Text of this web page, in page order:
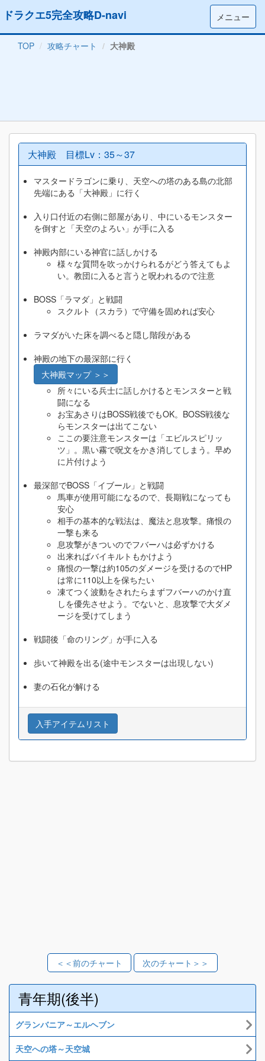
メニュー
ドラクエ5完全攻略D-navi
TOP 攻略チャート 大神殿
大神殿 目標Lv：35～37
マスタードラゴンに乗り、天空への塔のある島の北部
先端にある「大神殿」に行く
入り口付近の右側に部屋があり、中にいるモンスター
を倒すと「天空のよろい」が手に入る
神殿内部にいる神官に話しかける
様々な質問を吹っかけられるがどう答えてもよ
い。教団に入ると言うと呪われるので注意
BOSS「ラマダ」と戦闘
スクルト（スカラ）で守備を固めれば安心
ラマダがいた床を調べると隠し階段がある
神殿の地下の最深部に行く
大神殿マップ ＞＞
所々にいる兵士に話しかけるとモンスターと戦
闘になる
お宝あさりはBOSS戦後でもOK。BOSS戦後な
らモンスターは出てこない
ここの要注意モンスターは「エビルスピリッ
ツ」。黒い霧で呪文をかき消してしまう。早め
に片付けよう
最深部でBOSS「イブール」と戦闘
馬車が使用可能になるので、長期戦になっても
安心
相手の基本的な戦法は、魔法と息攻撃。痛恨の
一撃も来る
息攻撃がきついのでフバーハは必ずかける
出来ればバイキルトもかけよう
痛恨の一撃は約105のダメージを受けるのでHP
は常に110以上を保ちたい
凍てつく波動をされたらまずフバーハのかけ直
しを優先させよう。でないと、息攻撃で大ダメ
ージを受けてしまう
戦闘後「命のリング」が手に入る
歩いて神殿を出る(途中モンスターは出現しない)
妻の石化が解ける
入手アイテムリスト
＜＜前のチャート 次のチャート＞＞
青年期(後半)
グランバニア～エルヘブン
天空への塔～天空城